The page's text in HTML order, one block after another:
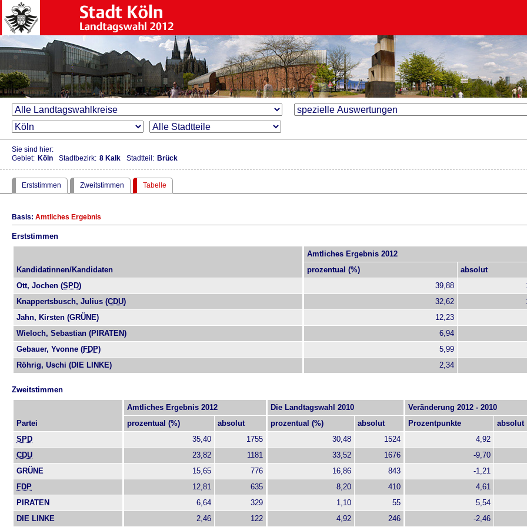
Sie sind hier:
Gebiet: Köln Stadtbezirk: 8 Kalk Stadtteil: Brück
Erststimmen Zweitstimmen Tabelle
Basis: Amtliches Ergebnis
Erststimmen
Kandidatinnen/Kandidaten
Amtliches Ergebnis 2012
prozentual (%)
absolut
Ott, Jochen (SPD) 39,88
Knappertsbusch, Julius (CDU) 32,62
Jahn, Kirsten (GRÜNE)
12,23
Wieloch, Sebastian (PIRATEN)
6,94
Gebauer, Yvonne (FDP)
5,99
Röhrig, Uschi (DIE LINKE)
2,34
Zweitstimmen
Partei
Amtliches Ergebnis 2012 Die Landtagswahl 2010
Veränderung 2012 - 2010
prozentual (%)
absolut prozentual (%) absolut Prozentpunkte
absolut
SPD
35,40 1755 30,48 1524
4,92
CDU
23,82 1181 33,52 1676
-9,70
GRÜNE
15,65 776 16,86 843
-1,21
FDP
12,81 635 8,20 410
4,61
PIRATEN
6,64 329 1,10 55
5,54
DIE LINKE
2,46 122 4,92 246 -2,46